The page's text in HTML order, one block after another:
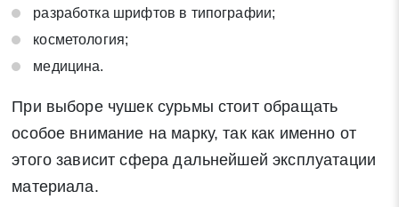
разработка шрифтов в типографии;
косметология;
медицина.
При выборе чушек сурьмы стоит обращать
особое внимание на марку, так как именно от
этого зависит сфера дальнейшей эксплуатации
материала.